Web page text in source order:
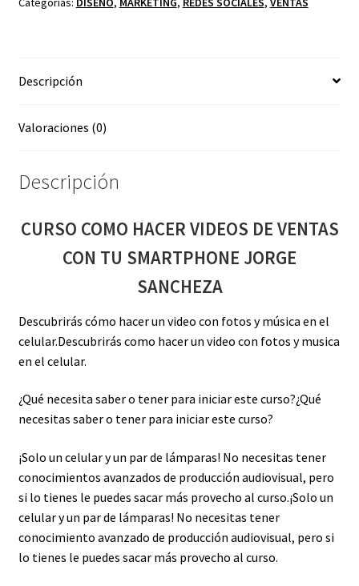
SMARTPHONE
SANCHEZA
Descripción
Valoraciones (0)
Descripción
CURSO COMO HACER VIDEOS DE VENTAS
CON TU SMARTPHONE JORGE
SANCHEZA
Descubrirás cómo hacer un video con fotos y música en el
celular.Descubrirás como hacer un video con fotos y musica
en el celular.
¿Qué necesita saber o tener para iniciar este curso?¿Qué
necesitas saber o tener para iniciar este curso?
¡Solo un celular y un par de lámparas! No necesitas tener
conocimientos avanzados de producción audiovisual, pero
si lo tienes le puedes sacar más provecho al curso.¡Solo un
celular y un par de lámparas! No necesitas tener
conocimiento avanzado de producción audiovisual, pero si
lo tienes le puedes sacar más provecho al curso.